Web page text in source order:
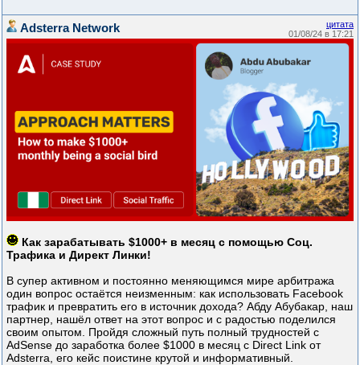
цитата
01/08/24 в 17:21
Adsterra Network
Как зарабатывать $1000+ в месяц с помощью Соц.
Трафика и Директ Линки!
В супер активном и постоянно меняющимся мире арбитража
один вопрос остаётся неизменным: как использовать Facebook
трафик и превратить его в источник дохода? Абду Абубакар, наш
партнер, нашёл ответ на этот вопрос и с радостью поделился
своим опытом. Пройдя сложный путь полный трудностей с
AdSense до заработка более $1000 в месяц с Direct Link от
Adsterra, его кейс поистине крутой и информативный.